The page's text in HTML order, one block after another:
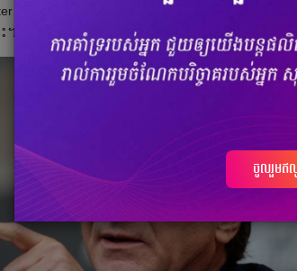
Mazzarri ឲ្យ​មក​ធ្វើ​ជា​គ្រូបង្គោល​ថ្មី​សម្រាប់​រដូវកាល​
។
ចូលរួមឥលូ